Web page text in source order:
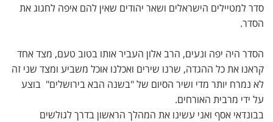
סדר למטיילים הישראלים ושאר יהודים שאין להם איפה לחגוג את
הסדר.
הסדר היה יפה ונעים, הרב אלון העביר אותו בטוב טעם, מצד אחד
קראנו את כל ההגדה, שרנו שירים ואכלנו אוכל משביע ומצד שני זה
לא נמרח יותר מדי ושיר הסיום של "בשנה הבא בירושלים" בוצע
על ידי מרבית האורחים.
בבונדאי אסף ואני עשינו את המהלך הראשון בדרך לגולשים